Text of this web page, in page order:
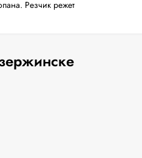
Резчик режет